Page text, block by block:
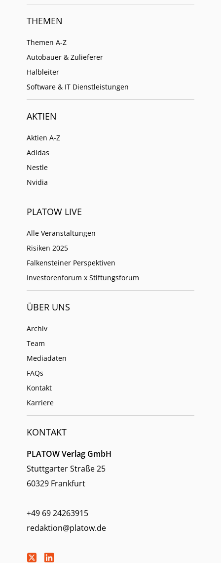
THEMEN
Themen A-Z
Autobauer & Zulieferer
Halbleiter
Software & IT Dienstleistungen
AKTIEN
Aktien A-Z
Adidas
Nestle
Nvidia
PLATOW LIVE
Alle Veranstaltungen
Risiken 2025
Falkensteiner Perspektiven
Investorenforum x Stiftungsforum
ÜBER UNS
Archiv
Team
Mediadaten
FAQs
Kontakt
Karriere
KONTAKT
PLATOW Verlag GmbH
Stuttgarter Straße 25
60329 Frankfurt
+49 69 24263915
redaktion@platow.de